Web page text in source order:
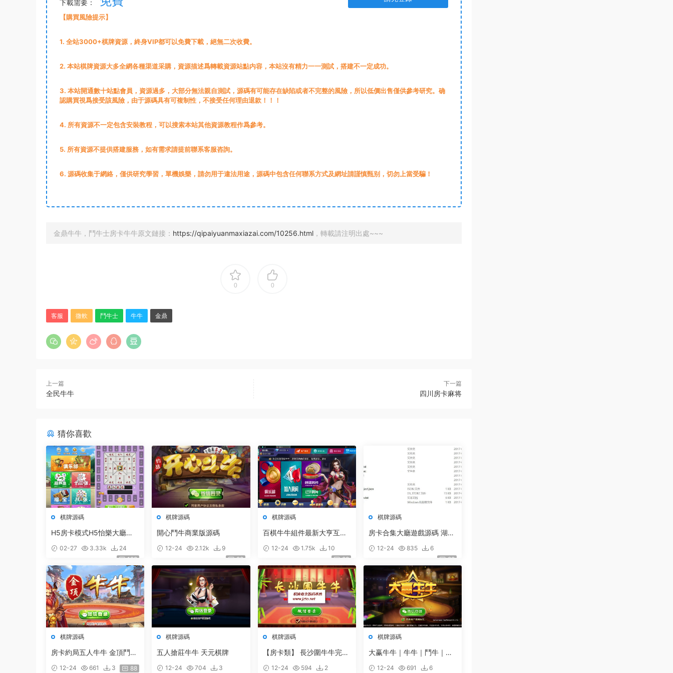
下載需要：
【購買風險提示】
1. 全站3000+棋牌資源，終身VIP都可以免費下載，絕無二次收費。
2. 本站棋牌資源大多全網各種渠道采購，資源描述爲轉載資源站點内容，本站沒有精力一一測試，搭建不一定成功。
3. 本站開通數十站點會員，資源過多，大部分無法親自測試，源碼有可能存在缺陷或者不完整的風險，所以低價出售僅供參考研究。确
認購買視爲接受該風險，由于源碼具有可複制性，不接受任何理由退款！！！
4. 所有資源不一定包含安裝教程，可以搜索本站其他資源教程作爲參考。
5. 所有資源不提供搭建服務，如有需求請提前聯系客服咨詢。
6. 源碼收集于網絡，僅供研究學習，單機娛樂，請勿用于違法用途，源碼中包含任何聯系方式及網址請謹慎甄别，切勿上當受騙！
金鼎牛牛，鬥牛士房卡牛牛原文鏈接： https://qipaiyuanmaxiazai.com/10256.html ，轉載請注明出處~~~
0 0
客服 微軟 鬥牛士 牛牛 金鼎
上一篇
全民牛牛
下一篇
四川房卡麻将
猜你喜歡
棋牌源碼
H5房卡模式H5怡樂大廳
_炸金花房卡遊戲
02-27 3.33k
24
128
棋牌源碼
開心鬥牛商業版源碼
12-24 2.12k
9
88
棋牌源碼
百棋牛牛組件最新大亨互娛
下載
12-24 1.75k
10
88
棋牌源碼
房卡合集大廳遊戲源碼 湖南
房卡遊戲 跑得快房卡遊戲源
12-24 835
6
88
棋牌源碼
房卡約局五人牛牛 金頂鬥牛
12-24 661 3 88
棋牌源碼
五人搶莊牛牛 天元棋牌
12-24 704 3
棋牌源碼
【房卡類】 長沙圍牛牛完整
12-24 594 2
棋牌源碼
大赢牛牛｜牛牛｜鬥牛｜牛
12-24 691 6